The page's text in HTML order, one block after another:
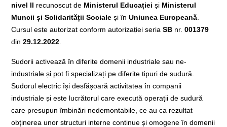
nivel II recunoscut de Ministerul Educațieiși Ministerul
Muncii și Solidarității Sociale și înUniunea Europeană
Cursul este autorizat conform autorizației seriaSB nr.001379
din29.12.2022
Sudorii activează în diferite domenii industriale sau ne-
industriale și pot fi specializați pe diferite tipuri de sudură.
Sudorul electric își desfășoară activitatea în companii
industriale și este lucrătorul care execută operații de sudură
care presupun îmbinări nedemontabile, ce au ca rezultat
obținerea unor structuri interne continue și omogene în domenii